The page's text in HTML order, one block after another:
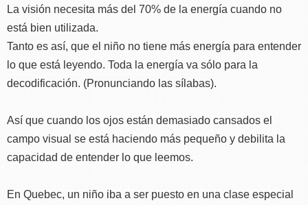
La visión necesita más del 70% de la energía cuando no
está bien utilizada.
Tanto es así, que el niño no tiene más energía para entender
lo que está leyendo. Toda la energía va sólo para la
decodificación. (Pronunciando las sílabas).
Así que cuando los ojos están demasiado cansados el
campo visual se está haciendo más pequeño y debilita la
capacidad de entender lo que leemos.
En Quebec, un niño iba a ser puesto en una clase especial